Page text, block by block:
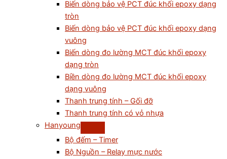
Biến dòng bảo vệ PCT đúc khối epoxy dạng
tròn
Biến dòng bảo vệ PCT đúc khối epoxy dạng
vuông
Biến dòng đo lường MCT đúc khối epoxy
dạng tròn
Biền dòng đo lường MCT đúc khối epoxy
dạng vuông
Thanh trung tính – Gối đỡ
Thanh trung tính có vỏ nhựa
Hanyoung
Bộ đếm – Timer
Bộ Nguồn – Relay mực nước